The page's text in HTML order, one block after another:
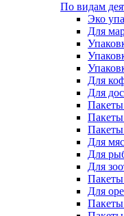
По видам
Эко
Для
Для
Для
Пакеты
Пакеты
Пакеты
Для
Для
Для
Пакеты
Для